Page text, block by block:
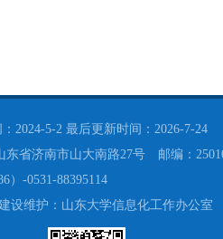
2024-5-2最后更新时间： 2026-7-24
省济南市山大南路27号 邮编：
）-0531-88395114
建设维护：山东大学信息化工作办